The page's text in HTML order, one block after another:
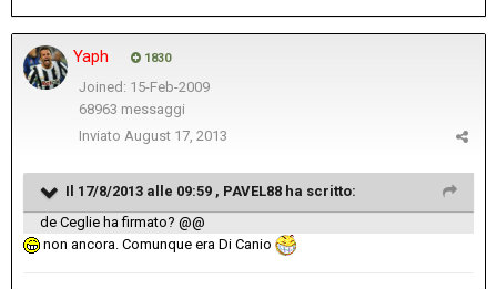
Yaph 1830
Joined: 15-Feb-2009
68963 messaggi
Inviato August 17, 2013
Il 17/8/2013 alle 09:59 , PAVEL88 ha scritto:
de Ceglie ha firmato? @@
non ancora. Comunque era Di Canio